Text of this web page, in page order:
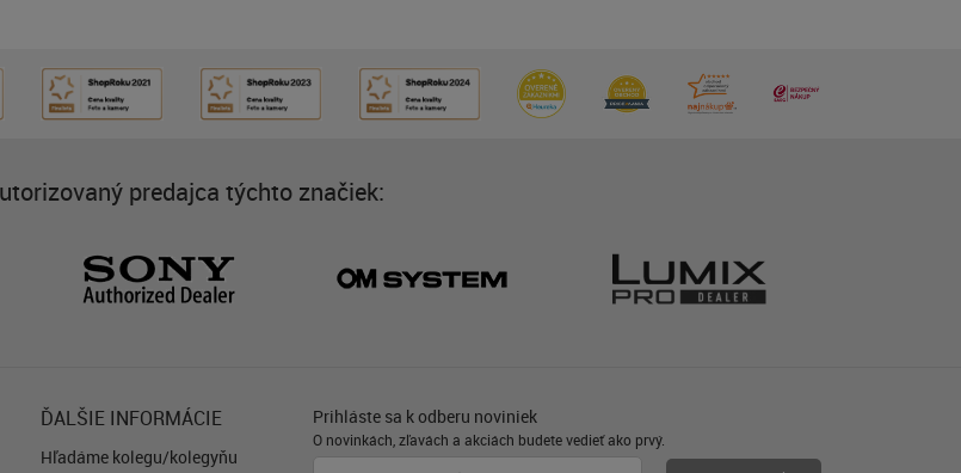
predajca týchto značiek:
ĎALŠIE INFORMÁCIE
Hľadáme kolegu/kolegyňu
Prihláste sa k odberu noviniek
O novinkách, zľavách a akciách budete vedieť ako prvý.